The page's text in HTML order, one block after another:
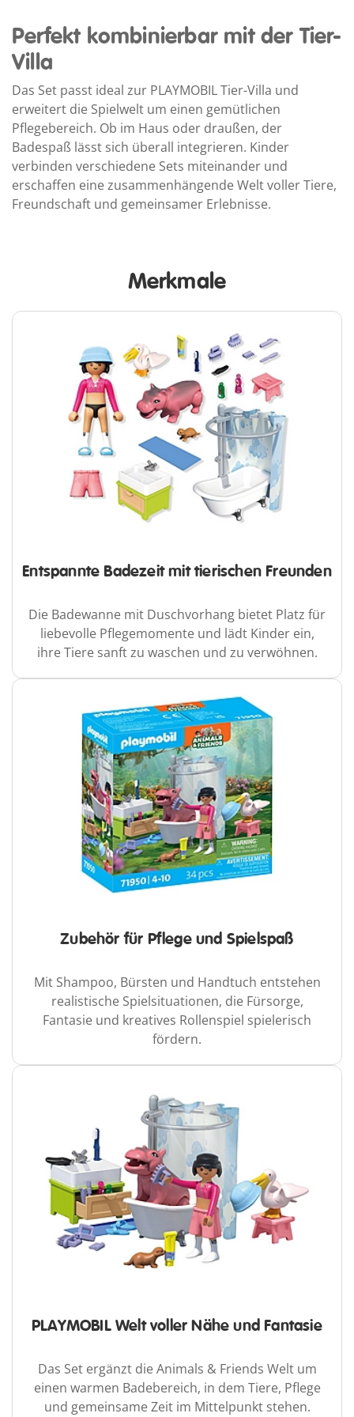
Perfekt kombinierbar mit der Tier-
Villa
Das Set passt ideal zur PLAYMOBIL Tier-Villa und
erweitert die Spielwelt um einen gemütlichen
Pflegebereich. Ob im Haus oder draußen, der
Badespaß lässt sich überall integrieren. Kinder
verbinden verschiedene Sets miteinander und
erschaffen eine zusammenhängende Welt voller Tiere,
Freundschaft und gemeinsamer Erlebnisse.
Merkmale
Entspannte Badezeit mit tierischen Freunden
Die Badewanne mit Duschvorhang bietet Platz für
liebevolle Pflegemomente und lädt Kinder ein,
ihre Tiere sanft zu waschen und zu verwöhnen.
Zubehör für Pflege und Spielspaß
Mit Shampoo, Bürsten und Handtuch entstehen
realistische Spielsituationen, die Fürsorge,
Fantasie und kreatives Rollenspiel spielerisch
fördern.
PLAYMOBIL Welt voller Nähe und Fantasie
Das Set ergänzt die Animals & Friends Welt um
einen warmen Badebereich, in dem Tiere, Pflege
und gemeinsame Zeit im Mittelpunkt stehen.